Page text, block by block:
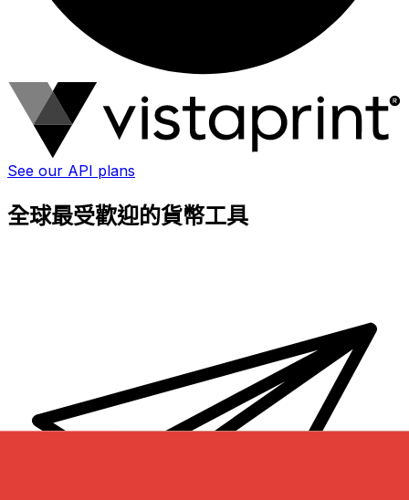
See our API plans
全球最受歡迎的貨幣工具